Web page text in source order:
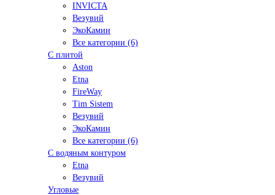
INVICTA
Везувий
ЭкоКамин
Все категории (6)
С плитой
Aston
Etna
FireWay
Tim Sistem
Везувий
ЭкоКамин
Все категории (6)
С водяным контуром
Etna
Везувий
Угловые